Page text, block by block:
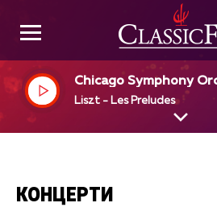
Chicago Symphony
Liszt - Les Preludes
КОНЦЕРТИ